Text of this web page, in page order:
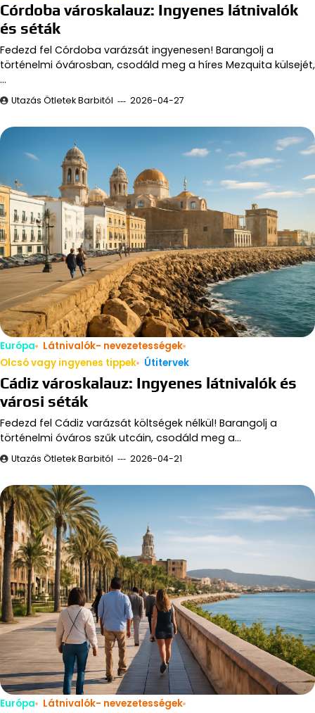
Córdoba városkalauz: Ingyenes látnivalók
és séták
Fedezd fel Córdoba varázsát ingyenesen! Barangolj a
történelmi óvárosban, csodáld meg a híres Mezquita külsejét,
…
Utazás Ötletek Barbitól 2026-04-27
Európa
Látnivalók- nevezetességek
Olcsó vagy ingyenes tippek
Útitervek
Cádiz városkalauz: Ingyenes látnivalók és
városi séták
Fedezd fel Cádiz varázsát költségek nélkül! Barangolj a
történelmi óváros szűk utcáin, csodáld meg a…
Utazás Ötletek Barbitól 2026-04-21
Európa Látnivalók- nevezetességek